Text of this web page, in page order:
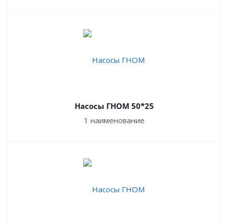
Насосы ГНОМ 50*25
1 наименование